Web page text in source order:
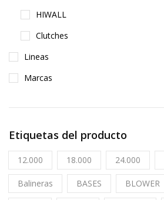
HIWALL
Clutches
Lineas
Marcas
Etiquetas del producto
12.000 18.000 24.000
Balineras BASES BLOWER